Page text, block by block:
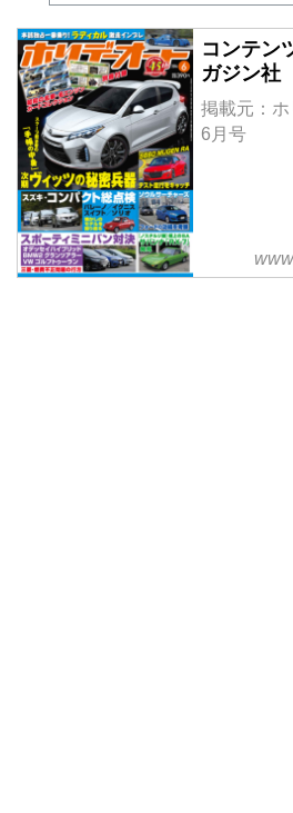
コンテン
ガジン社
掲載元：
6月号